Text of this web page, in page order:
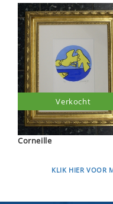
Corneille
Verkocht
KLIK HIER VOOR